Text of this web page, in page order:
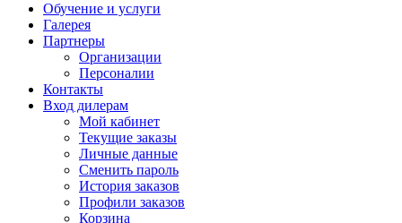
Обучение и услуги
Галерея
Партнеры
Организации
Персоналии
Контакты
Вход дилерам
Мой кабинет
Текущие заказы
Личные данные
Сменить пароль
История заказов
Профили заказов
Корзина